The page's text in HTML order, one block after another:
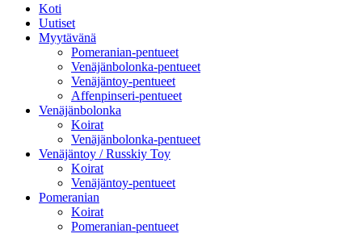
Koti
Uutiset
Myytävänä
Pomeranian-pentueet
Venäjänbolonka-pentueet
Venäjäntoy-pentueet
Affenpinseri-pentueet
Venäjänbolonka
Koirat
Venäjänbolonka-pentueet
Venäjäntoy / Russkiy Toy
Koirat
Venäjäntoy-pentueet
Pomeranian
Koirat
Pomeranian-pentueet